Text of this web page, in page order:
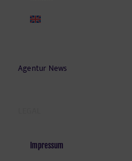
Agentur News
Impressum